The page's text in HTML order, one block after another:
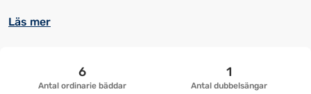
Läs mer
Antal ordinarie bäddar
6
Antal dubbelsängar
1